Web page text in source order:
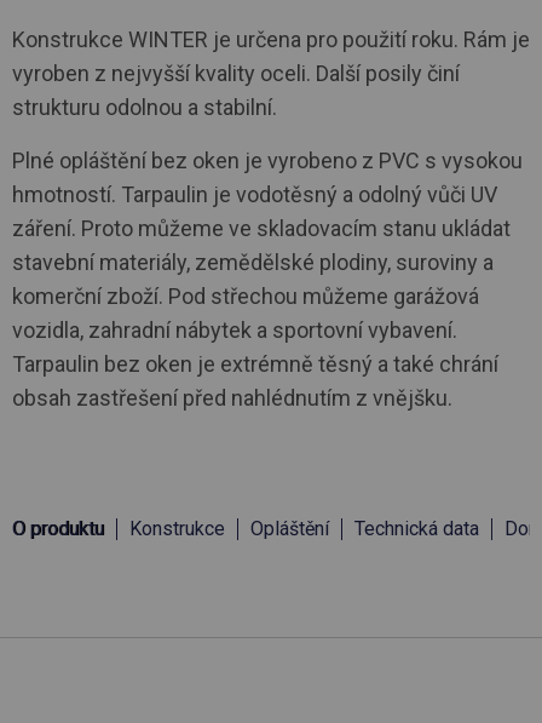
Konstrukce WINTER je určena pro použití roku. Rám je
vyroben z nejvyšší kvality oceli. Další posily činí
strukturu odolnou a stabilní.
Plné opláštění bez oken je vyrobeno z PVC s vysokou
hmotností. Tarpaulin je vodotěsný a odolný vůči UV
záření. Proto můžeme ve skladovacím stanu ukládat
stavební materiály, zemědělské plodiny, suroviny a
komerční zboží. Pod střechou můžeme garážová
vozidla, zahradní nábytek a sportovní vybavení.
Tarpaulin bez oken je extrémně těsný a také chrání
obsah zastřešení před nahlédnutím z vnějšku.
O produktu Konstrukce Opláštění Technická data